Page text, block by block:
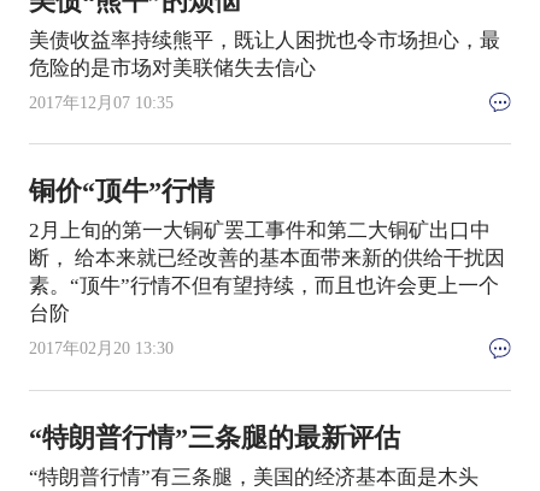
美债收益率持续熊平，既让人困扰也令市场担心，最
危险的是市场对美联储失去信心
2017年12月07 10:35
铜价“顶牛”行情
2月上旬的第一大铜矿罢工事件和第二大铜矿出口中
断， 给本来就已经改善的基本面带来新的供给干扰因
素。“顶牛”行情不但有望持续，而且也许会更上一个
台阶
2017年02月20 13:30
“特朗普行情”三条腿的最新评估
“特朗普行情”有三条腿，美国的经济基本面是木头